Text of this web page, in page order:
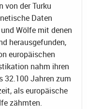
von der Turku
Daten
Wölfe mit denen
herausgefunden,
europäischen
nahm ihren
32.100 Jahren zum
als europäische
zähmten.